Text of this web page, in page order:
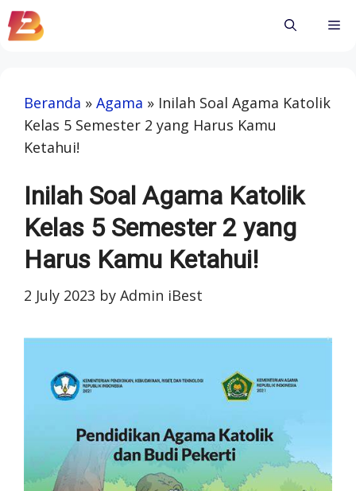
Skip
to
Beranda » Agama » Inilah Soal Agama Katolik
Kelas 5 Semester 2 yang Harus Kamu
Ketahui!
Inilah Soal Agama Katolik
Kelas 5 Semester 2 yang
Harus Kamu Ketahui!
2 July 2023 by Admin iBest